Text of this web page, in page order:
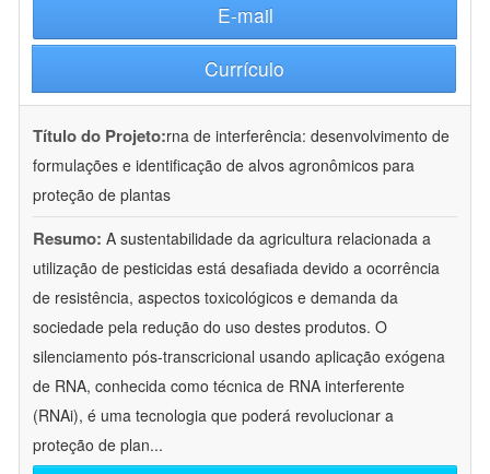
E-mail
Currículo
Título do Projeto:rna de interferência: desenvolvimento de
formulações e identificação de alvos agronômicos para
proteção de plantas
Resumo: A sustentabilidade da agricultura relacionada a
utilização de pesticidas está desafiada devido a ocorrência
de resistência, aspectos toxicológicos e demanda da
sociedade pela redução do uso destes produtos. O
silenciamento pós-transcricional usando aplicação exógena
de RNA, conhecida como técnica de RNA interferente
(RNAi), é uma tecnologia que poderá revolucionar a
proteção de plan...